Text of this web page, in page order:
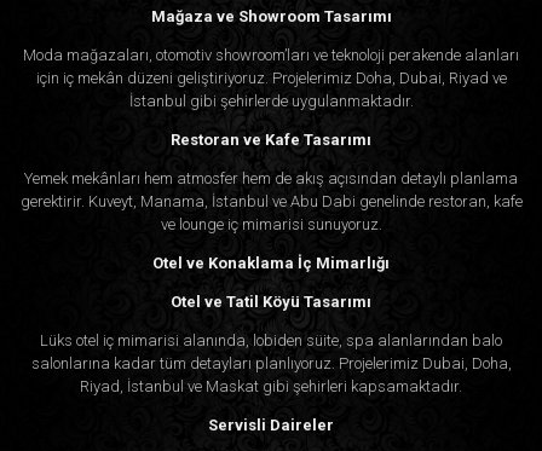
Mağaza ve Showroom Tasarımı
Moda mağazaları, otomotiv showroom’ları ve teknoloji perakende alanları
için iç mekân düzeni geliştiriyoruz. Projelerimiz Doha, Dubai, Riyad ve
İstanbul gibi şehirlerde uygulanmaktadır.
Restoran ve Kafe Tasarımı
Yemek mekânları hem atmosfer hem de akış açısından detaylı planlama
gerektirir. Kuveyt, Manama, İstanbul ve Abu Dabi genelinde restoran, kafe
ve lounge iç mimarisi sunuyoruz.
Otel ve Konaklama İç Mimarlığı
Otel ve Tatil Köyü Tasarımı
Lüks otel iç mimarisi alanında, lobiden süite, spa alanlarından balo
salonlarına kadar tüm detayları planlıyoruz. Projelerimiz Dubai, Doha,
Riyad, İstanbul ve Maskat gibi şehirleri kapsamaktadır.
Servisli Daireler